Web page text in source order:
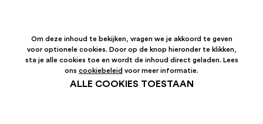
Om deze inhoud te bekijken, vragen we je akkoord te geven
voor optionele cookies. Door op de knop hieronder te klikken,
sta je alle cookies toe en wordt de inhoud direct geladen. Lees
ons cookiebeleid voor meer informatie.
ALLE COOKIES TOESTAAN